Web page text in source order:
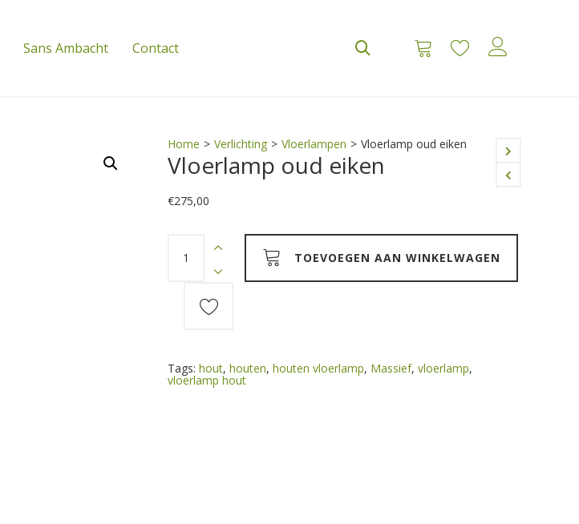
Sans Ambacht Contact
Home > Verlichting > Vloerlampen > Vloerlamp oud eiken
Vloerlamp oud eiken
€275,00
oud
eiken TOEVOEGEN AAN WINKELWAGEN
Tags: hout, houten, houten vloerlamp, Massief, vloerlamp,
vloerlamp hout